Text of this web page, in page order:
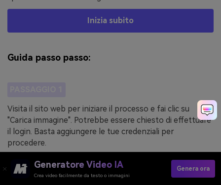
Inizia subito
Guida passo passo:
Visita il sito web per iniziare il processo e fai clic su
"Carica immagine". Potrebbe essere chiesto di effettuare
il login. Basta aggiungere le tue credenziali per
procedere.
Generatore Video IA
Crea video facilmente da testo o immagini
Genera ora